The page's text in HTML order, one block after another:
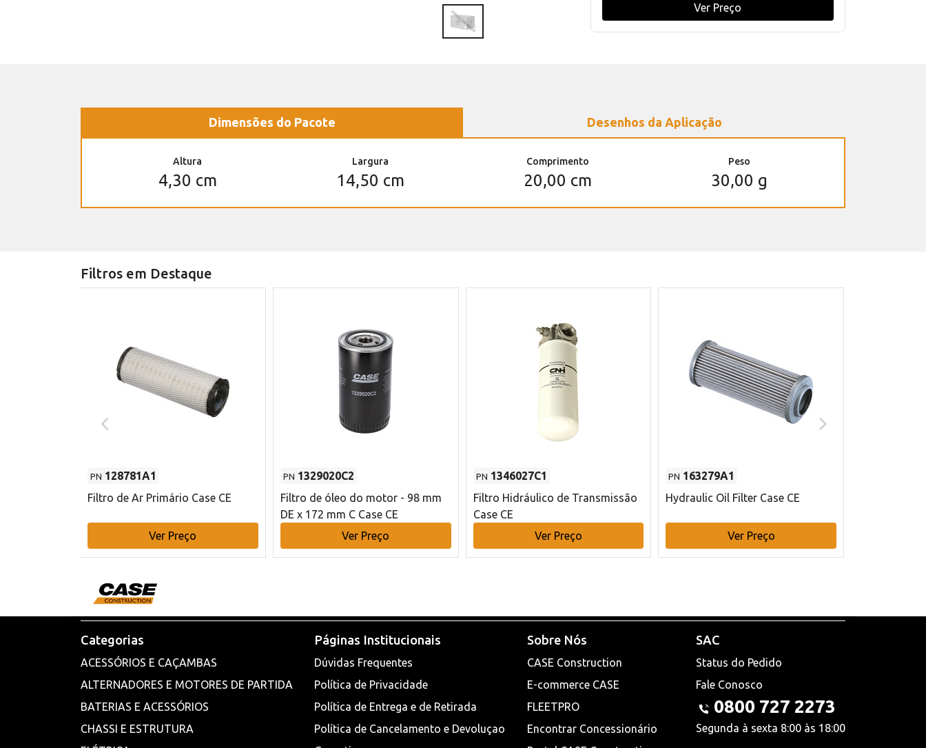
Ver Preço
Dimensões do Pacote Desenhos da Aplicação
Altura
4,30 cm
Largura
14,50 cm
Comprimento
20,00 cm
Peso
30,00 g
Filtros em Destaque
PN 128781A1
Filtro de Ar Primário Case CE
Ver Preço
PN 1329020C2
Filtro de óleo do motor - 98 mm
DE x 172 mm C Case CE
Ver Preço
PN 1346027C1
Filtro Hidráulico de Transmissão
Case CE
Ver Preço
PN 163279A1
Hydraulic Oil Filter Case CE
Ver Preço
Categorias
ACESSÓRIOS E CAÇAMBAS
ALTERNADORES E MOTORES DE PARTIDA
BATERIAS E ACESSÓRIOS
CHASSI E ESTRUTURA
Páginas Institucionais
Dúvidas Frequentes
Política de Privacidade
Política de Entrega e de Retirada
Política de Cancelamento e Devoluçao
Sobre Nós
CASE Construction
E-commerce CASE
FLEETPRO
Encontrar Concessionário
SAC
Status do Pedido
Fale Conosco
0800 727 2273
Segunda à sexta 8:00 às 18:00